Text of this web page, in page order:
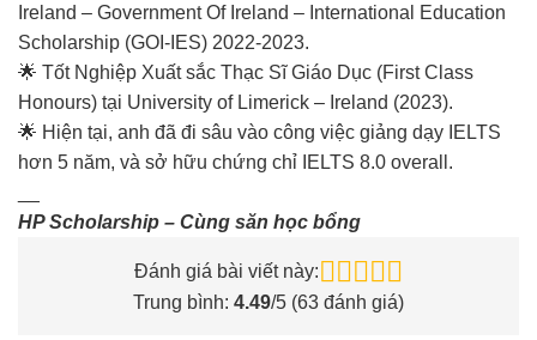
Ireland – Government Of Ireland – International Education
Scholarship (GOI-IES) 2022-2023.
🌟 Tốt Nghiệp Xuất sắc Thạc Sĩ Giáo Dục (First Class
Honours) tại University of Limerick – Ireland (2023).
🌟 Hiện tại, anh đã đi sâu vào công việc giảng dạy IELTS
hơn 5 năm, và sở hữu chứng chỉ IELTS 8.0 overall.
HP Scholarship – Cùng săn học bổng
Đánh giá bài viết này:
Trung bình: 4.49/5 (63 đánh giá)